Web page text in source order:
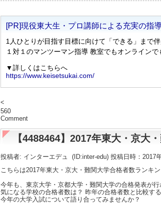
<
560
Comment
【4488464】2017年東大・京大
投稿者: インターエデュ
(ID:inter-edu) 投稿日時：2017
こちらは2017年東大・京大・難関大学合格者数ランキン
今年も、東京大学・京都大学・難関大学の合格発表が行
気になる学校の合格者数は？ 昨年の合格者数と比較す
今年の大学入試について語り合ってみませんか？